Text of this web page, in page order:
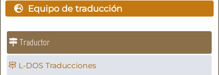
Equipo de traducción
Traductor
L-DOS Traducciones